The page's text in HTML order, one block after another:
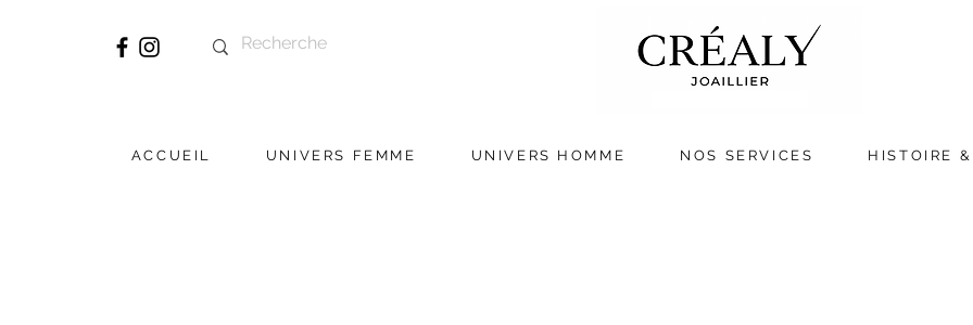
ACCUEIL UNIVERS FEMME UNIVERS HOMME NOS SERVICES HISTOIRE